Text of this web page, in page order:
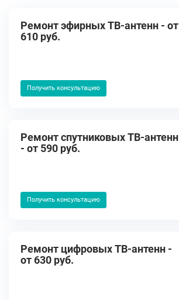
Ремонт эфирных ТВ-антенн - от
610 руб.
Получить консультацию
Ремонт спутниковых ТВ-антенн
- от 590 руб.
Получить консультацию
Ремонт цифровых ТВ-антенн -
от 630 руб.